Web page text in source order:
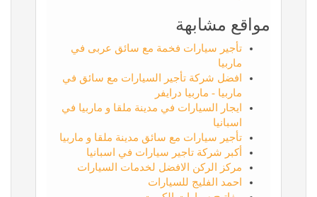
مواقع مشابهة
تأجير سيارات فخمة مع سائق عربى في
ماربيا
افضل شركة تأجير السيارات مع سائق في
ماربيا - ماربيا درايفر
ايجار السيارات في مدينة ملقا و ماربيا في
اسبانيا
تأجير سيارات مع سائق مدينة ملقا و ماربيا
أكبر شركة تاجير سيارات في اسبانيا
مركز الركن الافضل لخدمات السيارات
احمد الفليج للسيارات